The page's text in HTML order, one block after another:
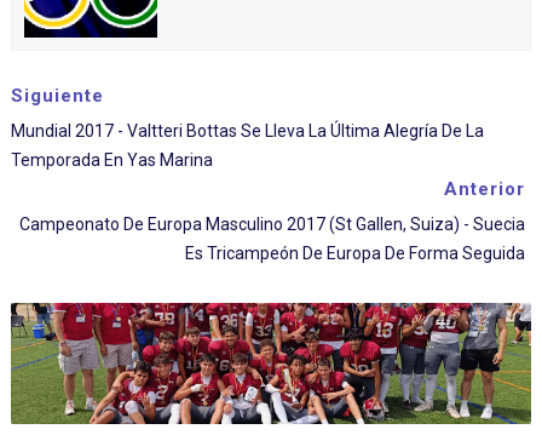
Siguiente
Mundial 2017 - Valtteri Bottas Se Lleva La Última Alegría De La
Temporada En Yas Marina
Anterior
Campeonato De Europa Masculino 2017 (St Gallen, Suiza) - Suecia
Es Tricampeón De Europa De Forma Seguida